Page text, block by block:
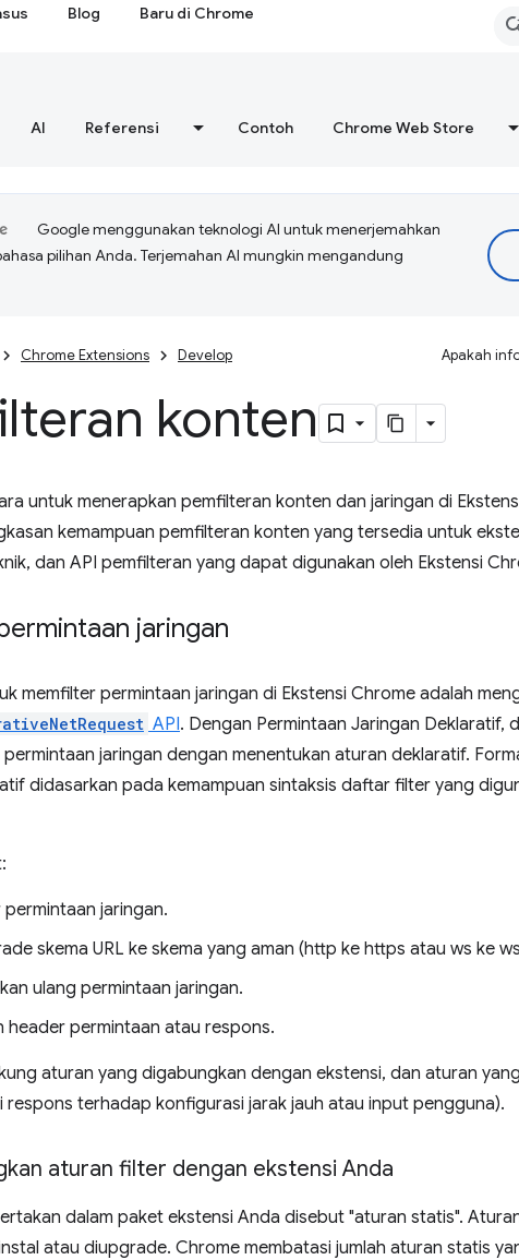
Blog Baru di Chrome
AI Referensi Contoh Chrome Web Store
Google menggunakan teknologi AI untuk menerjemahkan
pilihan Anda. Terjemahan AI mungkin mengandung
Chrome Extensions Develop Apakah
konten
untuk menerapkan pemfilteran konten dan jaringan di
kemampuan pemfilteran konten yang tersedia untuk
dan API pemfilteran yang dapat digunakan oleh Ekstensi
jaringan
memfilter permintaan jaringan di Ekstensi Chrome adalah
API. Dengan Permintaan Jaringan Deklaratif,
jaringan dengan menentukan aturan deklaratif.
didasarkan pada kemampuan sintaksis daftar filter yang
permintaan jaringan.
skema URL ke skema yang aman (http ke https atau ws ke
ulang permintaan jaringan.
header permintaan atau respons.
aturan yang digabungkan dengan ekstensi, dan aturan
respons terhadap konfigurasi jarak jauh atau input pengguna).
aturan filter dengan ekstensi Anda
dalam paket ekstensi Anda disebut "aturan statis".
atau diupgrade. Chrome membatasi jumlah aturan statis